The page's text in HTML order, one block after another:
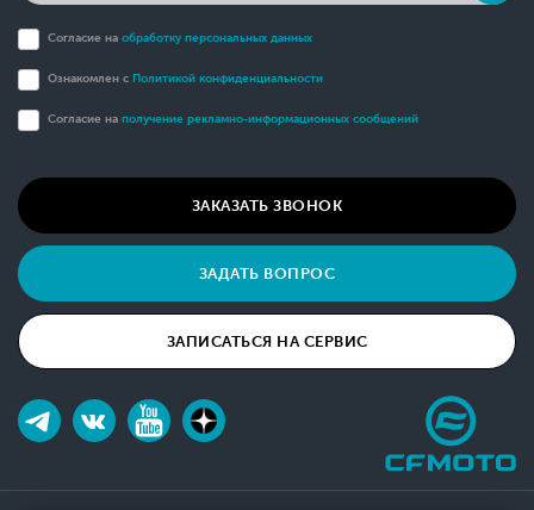
Согласие на обработку персональных данных
Ознакомлен с Политикой конфиденциальности
Согласие на получение рекламно-информационных сообщений
ЗАКАЗАТЬ ЗВОНОК
ЗАДАТЬ ВОПРОС
ЗАПИСАТЬСЯ НА СЕРВИС